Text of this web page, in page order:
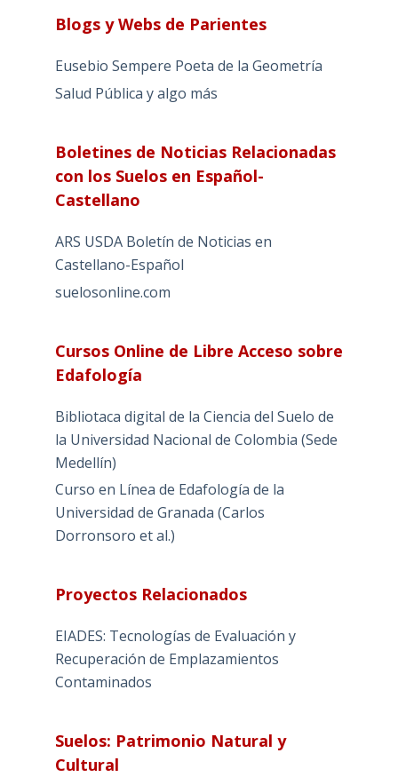
Blogs y Webs de Parientes
Eusebio Sempere Poeta de la Geometría
Salud Pública y algo más
Boletines de Noticias Relacionadas
con los Suelos en Español-
Castellano
ARS USDA Boletín de Noticias en
Castellano-Español
suelosonline.com
Cursos Online de Libre Acceso sobre
Edafología
Bibliotaca digital de la Ciencia del Suelo de
la Universidad Nacional de Colombia (Sede
Medellín)
Curso en Línea de Edafología de la
Universidad de Granada (Carlos
Dorronsoro et al.)
Proyectos Relacionados
EIADES: Tecnologías de Evaluación y
Recuperación de Emplazamientos
Contaminados
Suelos: Patrimonio Natural y
Cultural